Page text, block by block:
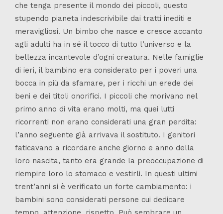
che tenga presente il mondo dei piccoli, questo
stupendo pianeta indescrivibile dai tratti inediti e
meravigliosi. Un bimbo che nasce e cresce accanto
agli adulti ha in sé il tocco di tutto l’universo e la
bellezza incantevole d’ogni creatura. Nelle famiglie
di ieri, il bambino era considerato per i poveri una
bocca in più da sfamare, per i ricchi un erede dei
beni e dei titoli onorifici. I piccoli che morivano nel
primo anno di vita erano molti, ma quei lutti
ricorrenti non erano considerati una gran perdita:
l’anno seguente già arrivava il sostituto. I genitori
faticavano a ricordare anche giorno e anno della
loro nascita, tanto era grande la preoccupazione di
riempire loro lo stomaco e vestirli. In questi ultimi
trent’anni si è verificato un forte cambiamento: i
bambini sono considerati persone cui dedicare